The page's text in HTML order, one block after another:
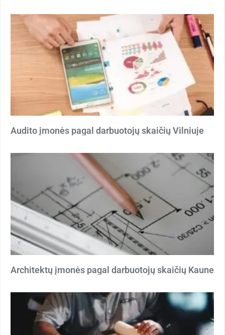
Audito įmonės pagal darbuotojų skaičių Vilniuje
Architektų įmonės pagal darbuotojų skaičių Kaune